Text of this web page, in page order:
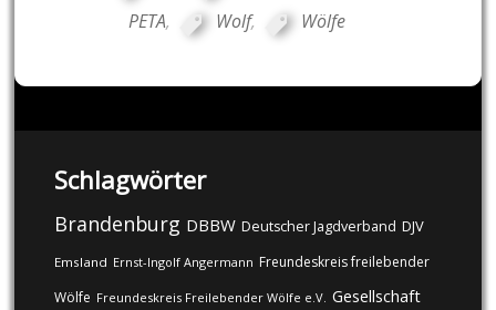
PETA, Wolf, Wölfe
Schlagwörter
Brandenburg DBBW Deutscher Jagdverband DJV
Emsland Ernst-Ingolf Angermann Freundeskreis freilebender
Wölfe Freundeskreis Freilebender Wölfe e.V. Gesellschaft